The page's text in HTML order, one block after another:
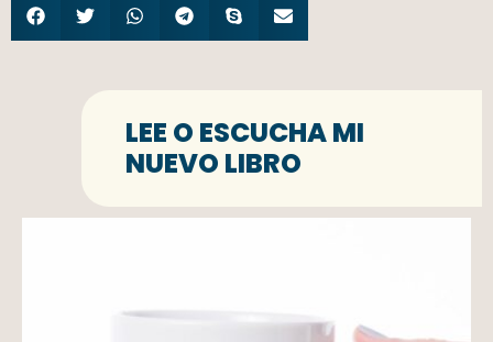
LEE O ESCUCHA MI
NUEVO LIBRO